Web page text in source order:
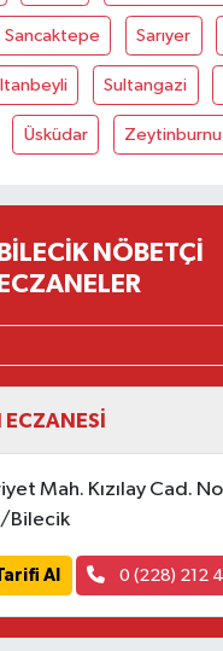
Sancaktepe Sarıyer
Sultangazi
Üsküdar Zeytinburnu
BILECIK NÖBETÇI
ECZANELER
Mah. Kızılay Cad.
Bilecik
Al 0 (228) 212